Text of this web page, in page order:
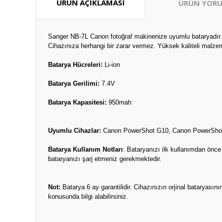
ÜRÜN AÇIKLAMASI ÜRÜN
Sanger NB-7L Canon fotoğraf makinenize uyumlu
Cihazınıza herhangi bir zarar vermez. Yüksek kaliteli
Batarya Hücreleri: Li-ion
Batarya Gerilimi: 7.4V
Batarya Kapasitesi: 950mah
Uyumlu Cihazlar: Canon PowerShot G10, Canon
Batarya Kullanım Notları: Bataryanızı ilk kullanımdan
bataryanızı şarj etmeniz gerekmektedir.
Not: Batarya 6 ay garantilidir. Cihazınızın orjinal
konusunda bilgi alabilirsiniz.